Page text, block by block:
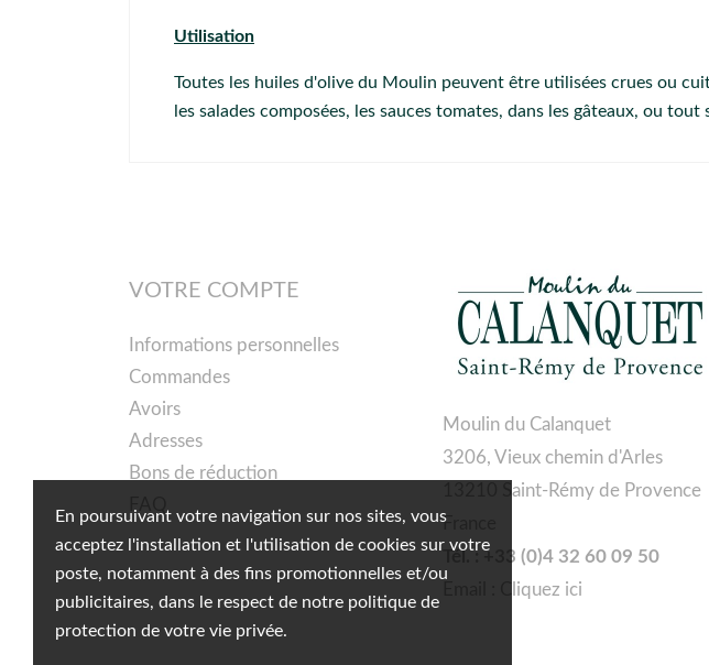
En poursuivant votre navigation sur nos sites, vous
acceptez l'installation et l'utilisation de cookies sur votre
poste, notamment à des fins promotionnelles et/ou
publicitaires, dans le respect de notre politique de
protection de votre vie privée.
Utilisation
Toutes les huiles d'olive du Moulin peuvent être utilisées crues ou
les salades composées, les sauces tomates, dans les gâteaux, ou
VOTRE COMPTE
Informations personnelles
Commandes
Avoirs
Adresses
Bons de réduction
Moulin du Calanquet
3206, Vieux chemin d'Arles
13210 Saint-Rémy de Provence
France
Tél. : +33 (0)4 32 60 09 50
Cliquez ici